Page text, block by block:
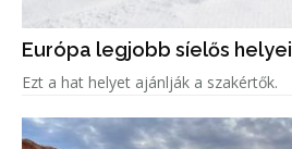
Európa legjobb síelős helyei
Ezt a hat helyet ajánlják a szakértők.